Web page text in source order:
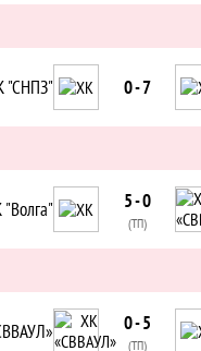
"СНПЗ" 0 - 7
5 - 0
(ТП)
0 - 5
(ТП)